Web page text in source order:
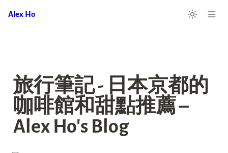
Alex Ho
旅行筆記 - 日本京都的
咖啡館和甜點推薦 –
Alex Ho's Blog